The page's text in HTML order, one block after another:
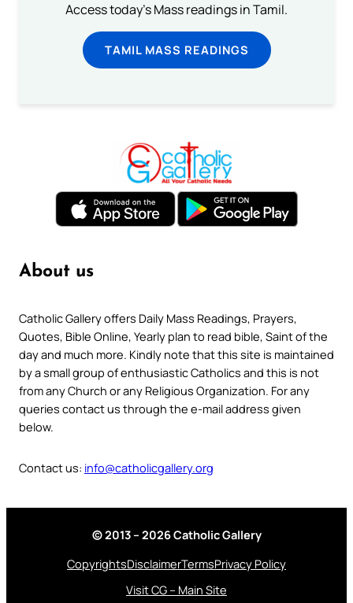
Access today's Mass readings in Tamil.
TAMIL MASS READINGS
About us
Catholic Gallery offers Daily Mass Readings, Prayers,
Quotes, Bible Online, Yearly plan to read bible, Saint of the
day and much more. Kindly note that this site is maintained
by a small group of enthusiastic Catholics and this is not
from any Church or any Religious Organization. For any
queries contact us through the e-mail address given
below.
Contact us: info@catholicgallery.org
© 2013 – 2026 Catholic Gallery
CopyrightsDisclaimerTermsPrivacy Policy
Visit CG – Main Site